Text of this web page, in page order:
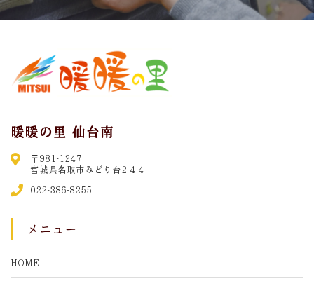
暖暖の里 仙台南
〒981-1247
宮城県名取市みどり台2-4-4
022-386-8255
メニュー
HOME